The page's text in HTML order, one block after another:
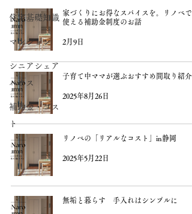
住宅基礎知識
マンション
シニアシェア
ハウス
補助金・コス
ト
家づくりにお得なスパイスを。リノベで
使える補助金制度のお話
2月9日
子育て中ママが選ぶおすすめ間取り紹介
2025年8月26日
リノベの「リアルなコスト」in静岡
2025年5月22日
無垢と暮らす 手入れはシンプルに